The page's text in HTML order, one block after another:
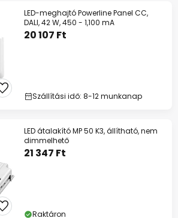
LED-meghajtó Powerline Panel CC,
DALI, 42 W, 450 - 1,100 mA
20 107 Ft
Szállítási idő: 8-12 munkanap
LED átalakító MP 50 K3, állítható, nem
dimmelhető
21 347 Ft
Raktáron